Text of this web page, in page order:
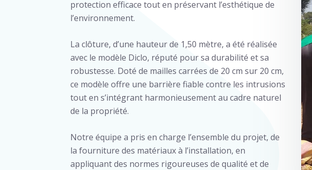
protection efficace tout en préservant l’esthétique de
l’environnement.
La clôture, d’une hauteur de 1,50 mètre, a été réalisée
avec le modèle Diclo, réputé pour sa durabilité et sa
robustesse. Doté de mailles carrées de 20 cm sur 20 cm,
ce modèle offre une barrière fiable contre les intrusions
tout en s’intégrant harmonieusement au cadre naturel
de la propriété.
Notre équipe a pris en charge l’ensemble du projet, de
la fourniture des matériaux à l’installation, en
appliquant des normes rigoureuses de qualité et de